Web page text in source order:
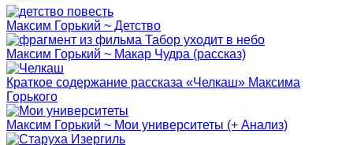
Максим Горький ~ Детство
Максим Горький ~ Макар Чудра (рассказ)
Краткое содержание рассказа «Челкаш» Максима
Горького
Максим Горький ~ Мои университеты (+ Анализ)